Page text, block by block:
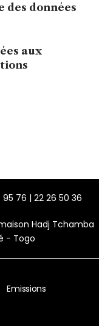
des données
aux
76 | 22 26 50 36
Hadj Tchamba
- Togo
Emissions